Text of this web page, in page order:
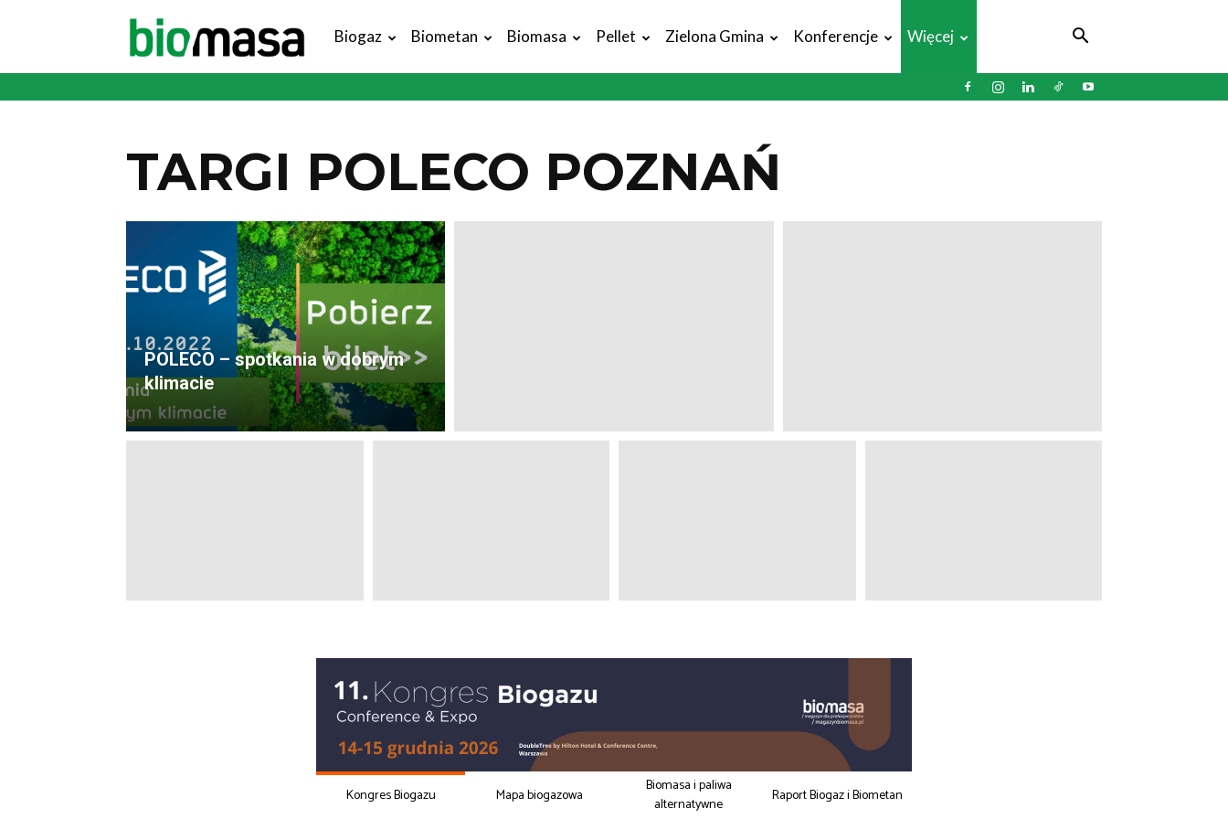
Magazyn
Biogaz Biometan Biomasa Pellet Zielona Gmina Konferencje Więcej
TARGI POLECO POZNAŃ
POLECO – spotkania w dobrym
klimacie
Kongres Biogazu Mapa biogazowa
Biomasa i paliwa
alternatywne
Raport Biogaz i Biometan